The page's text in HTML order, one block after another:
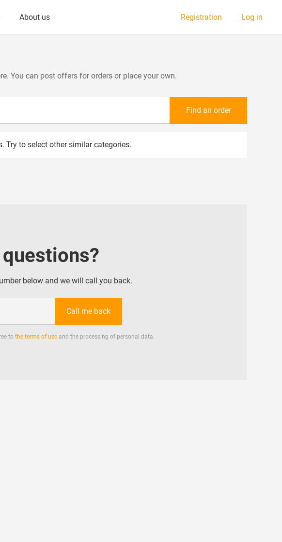
About us Registration Log in
You can post offers for orders or place your own.
Find an order
Try to select other similar categories.
below and we will call you back.
Call me back
to the terms of useand the processing of personal data.